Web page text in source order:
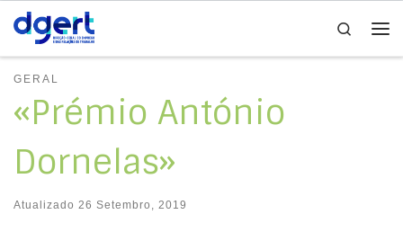
Skip to content
Search
GERAL
«Prémio António
Dornelas»
Atualizado 26 Setembro, 2019